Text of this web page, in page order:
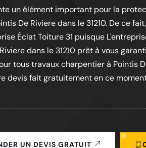
un élément important pour la
De Riviere dans le 31210. De ce
Éclat Toiture 31 puisque
dans le 31210 prêt à vous
tous travaux charpentier à Pointis
devis fait gratuitement en ce
UN DEVIS GRATUIT